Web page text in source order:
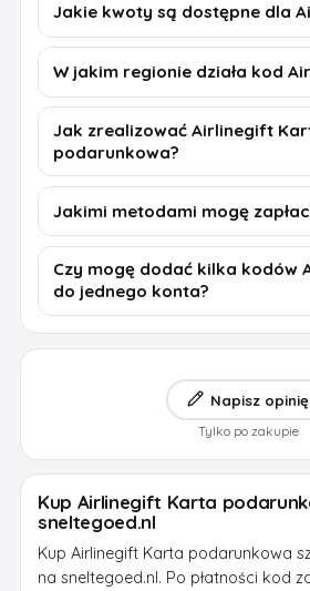
Jakie kwoty są dostępne dla
W jakim regionie działa kod
Jak zrealizować Airlinegift
podarunkowa?
Jakimi metodami mogę
Czy mogę dodać kilka kodów
do jednego konta?
Napisz opinię
Tylko po zakupie
Kup Airlinegift Karta
sneltegoed.nl
Kup Airlinegift Karta podarunkowa
na sneltegoed.nl. Po płatności kod